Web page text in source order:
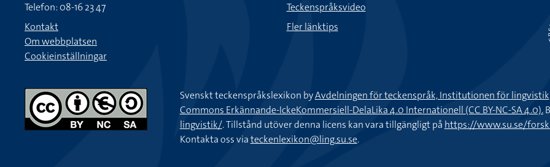
Telefon: 08-16 23 47
Kontakt
Om webbplatsen
Cookieinställningar
Teckenspråksvideo
Fler länktips
Svenskt teckenspråkslexikon byAvdelningen för teckenspråk, Institutionen för
Commons Erkännande-IckeKommersiell-DelaLika 4.0 Internationell (CC BY-NC-SA 4.0).
lingvistik/. Tillstånd utöver denna licens kan vara tillgängligt på https://www.su.se/
Kontakta oss viateckenlexikon@ling.su.se.